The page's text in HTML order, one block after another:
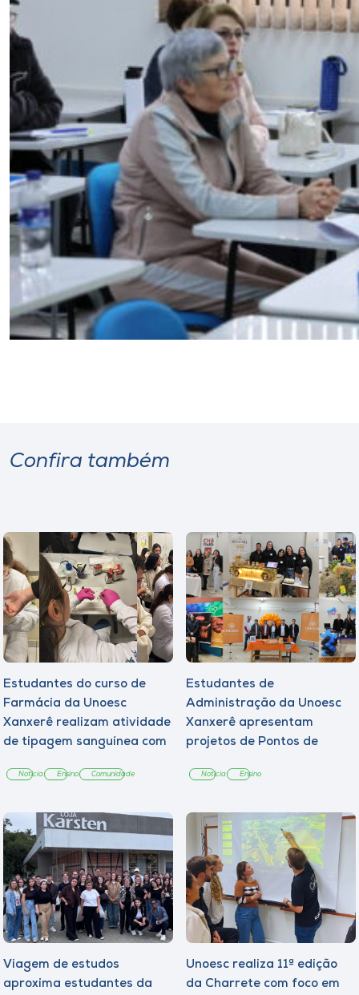
Confira também
Estudantes do curso de
Farmácia da Unoesc
Xanxerê realizam atividade
de tipagem sanguínea com
Notícia Ensino Comunidade
Estudantes de
Administração da Unoesc
Xanxerê apresentam
projetos de Pontos de
do mercado
Notícia Ensino
Viagem de estudos
aproxima estudantes da
Unoesc realiza 11ª edição
da Charrete com foco em